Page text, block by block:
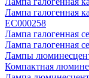
Лампа галогенная
EC000258
Лампа галогенная
Лампа галогенная
Лампы
Компактная